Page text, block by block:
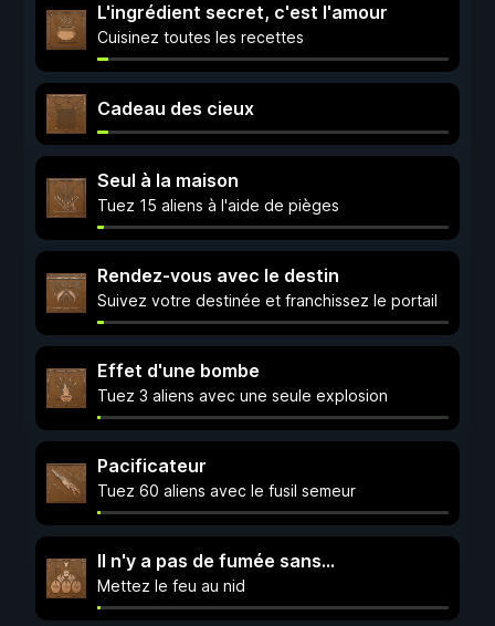
L'ingrédient secret, c'est l'amour
Cuisinez toutes les recettes
Cadeau des cieux
Seul à la maison
Tuez 15 aliens à l'aide de pièges
Rendez-vous avec le destin
Suivez votre destinée et franchissez le portail
Effet d'une bombe
Tuez 3 aliens avec une seule explosion
Pacificateur
Tuez 60 aliens avec le fusil semeur
Il n'y a pas de fumée sans...
Mettez le feu au nid